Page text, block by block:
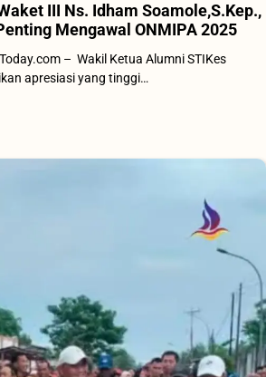
III Ns. Idham Soamole,S.Kep.,
Mengawal ONMIPA 2025
– Wakil Ketua Alumni STIKes
apresiasi yang tinggi…